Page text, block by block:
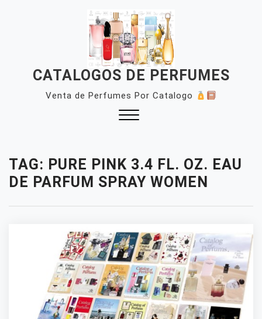
CATALOGOS DE PERFUMES
Venta de Perfumes Por Catalogo
TAG: PURE PINK 3.4 FL. OZ. EAU
DE PARFUM SPRAY WOMEN